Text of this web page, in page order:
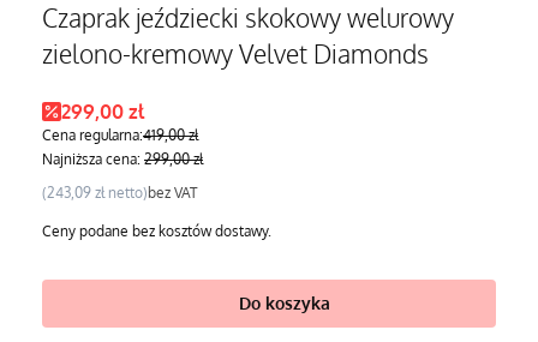
Czaprak jeździecki skokowy welurowy
zielono-kremowy Velvet Diamonds
Cena promocyjna
299,00 zł
Cena regularna:419,00 zł
Najniższa cena: 299,00 zł
Cena
243,09 zł bez VAT
Ceny podane bez kosztów dostawy.
Do koszyka